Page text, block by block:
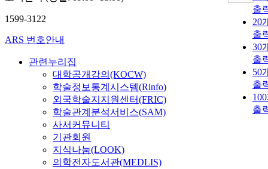
출
20
출
30
출
50
출
출
1599-3122
ARS 번호안내
관련누리집
대학공개강의(KOCW)
학술정보통계시스템(Rinfo)
외국학술지지원센터(FRIC)
학술관계분석서비스(SAM)
사서커뮤니티
기관회원
지식나눔(LOOK)
의학전자도서관(MEDLIS)